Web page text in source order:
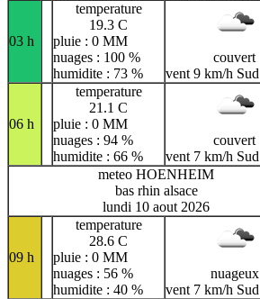
03 h
temperature
19.3 C
pluie : 0 MM
nuages : 100 %
humidite : 73 %
couvert
vent 9 km/h Sud
06 h
temperature
21.1 C
pluie : 0 MM
nuages : 94 %
humidite : 66 %
couvert
vent 7 km/h Sud
meteo HOENHEIM
bas rhin alsace
lundi 10 aout 2026
09 h
temperature
28.6 C
pluie : 0 MM
nuages : 56 %
humidite : 40 %
nuageux
vent 7 km/h Sud